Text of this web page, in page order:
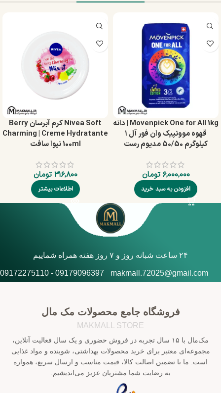
Movenpick One for All 1kg | دانه
قهوه موونپیک وان فور آل ۱
کیلوگرم 50/50 مدیوم رست
۶,۰۰۰,۰۰۰ تومان
افزودن به سبد خرید
Nivea Soft کرم آبرسان Berry
Charming | Creme Hydratante
100ml نیوا سافت
۳۱۶,۸۰۰ تومان
اطلاعات بیشتر
۲۴ ساعت شبانه روز و ۷ روز هفته همراه شماییم
makmall.72025@gmail.com
09179096397 - 09172275110
فروشگاه جامع محصولات مک مال
MAKMALL STORE
مک‌مال با ۱۵ سال تجربه در فروش حضوری و یک سال فعالیت آنلاین،
مجموعه‌ای معتبر برای خرید محصولات بهداشتی، شوینده و مواد غذایی
است. ما با تضمین اصالت کالا، قیمت مناسب و ارسال سریع، همواره
به رضایت شما مشتریان عزیز می‌اندیشیم.